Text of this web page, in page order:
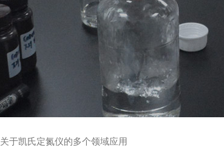
关于凯氏定氮仪的多个领域应用